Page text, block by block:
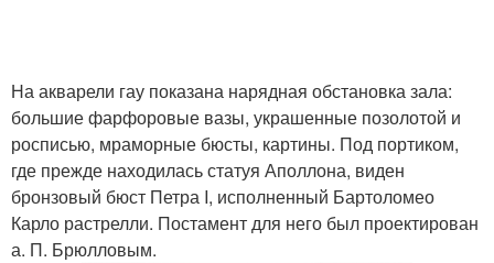
На акварели гау показана нарядная обстановка зала:
большие фарфоровые вазы, украшенные позолотой и
росписью, мраморные бюсты, картины. Под портиком,
где прежде находилась статуя Аполлона, виден
бронзовый бюст Петра I, исполненный Бартоломео
Карло растрелли. Постамент для него был проектирован
а. П. Брюлловым.